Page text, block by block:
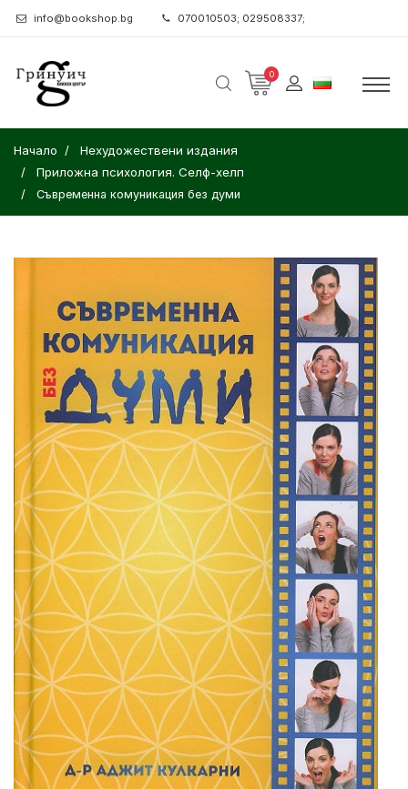
info@bookshop.bg 070010503; 029508337;
0
Начало
Нехудожествени издания
Приложна психология. Селф-хелп
Съвременна комуникация без думи